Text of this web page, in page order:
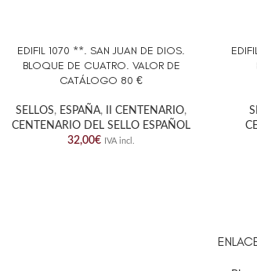
AÑADIR AL CARRITO
EDIFIL 1070 **. SAN JUAN DE DIOS.
BLOQUE DE CUATRO. VALOR DE
CATÁLOGO 80 €
SELLOS, ESPAÑA, II CENTENARIO,
CENTENARIO DEL SELLO ESPAÑOL
32,00€ IVA incl.